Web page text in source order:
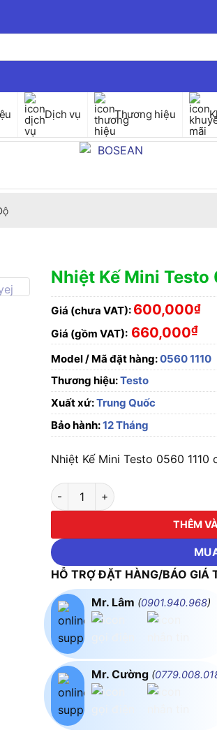
Dịch vụ Thương hiệu
Nhiệt Kế Mini Testo
Giá (chưa VAT): 600,000₫
Giá (gồm VAT): 660,000₫
Model / Mã đặt hàng:0560 1110
Thương hiệu:Testo
Xuất xứ:Trung Quốc
Bảo hành:12 Tháng
Nhiệt Kế Mini Testo 0560 1110
Nhiệt Kế Mini Testo 0560 1110 số
THÊM
HỖ TRỢ ĐẶT HÀNG/BÁO
Mr. Lâm (0901.940.968)
Mr. Cường (